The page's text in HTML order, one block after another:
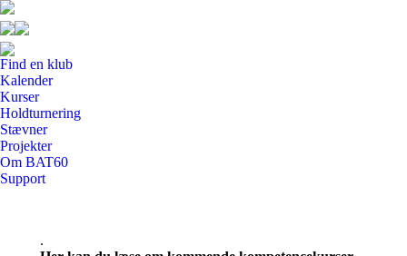
Find en klub
Kalender
Kurser
Holdturnering
Stævner
Projekter
Om BAT60
Support
.